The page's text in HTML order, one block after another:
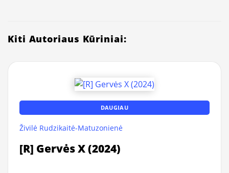
Kiti Autoriaus Kūriniai:
DAUGIAU
Živilė Rudzikaitė-Matuzonienė
[R] Gervės X (2024)